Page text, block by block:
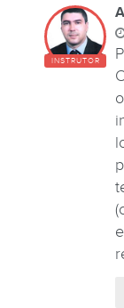
INSTRUTOR